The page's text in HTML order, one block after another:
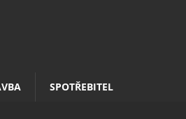
SPOTŘEBITEL